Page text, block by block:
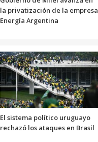
la privatización de la empresa
Energía Argentina
El sistema político uruguayo
rechazó los ataques en Brasil